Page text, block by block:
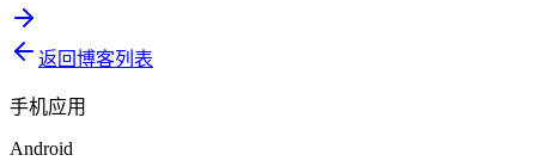
返回博客列表
手机应用
Android